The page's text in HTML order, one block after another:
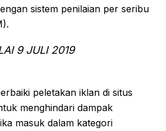
sistem penilaian per seribu
9 JULI 2019
peletakan iklan di situs
menghindari dampak
masuk dalam kategori